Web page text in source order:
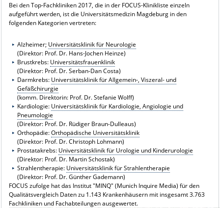
Bei den Top-Fachkliniken 2017, die in der FOCUS-Klinikliste einzeln
aufgeführt werden, ist die Universitätsmedizin Magdeburg in den
folgenden Kategorien vertreten:
Alzheimer; Universitätsklinik für Neurologie
(Direktor: Prof. Dr. Hans-Jochen Heinze)
Brustkrebs: Universitätsfrauenklinik
(Direktor: Prof. Dr. Serban-Dan Costa)
Darmkrebs: Universitätsklinik für Allgemein-, Viszeral- und
Gefäßchirurgie
(komm. Direktorin: Prof. Dr. Stefanie Wolff)
Kardiologie: Universitätsklinik für Kardiologie, Angiologie und
Pneumologie
(Direktor: Prof. Dr. Rüdiger Braun-Dulleaus)
Orthopädie:Orthopädische Universitätsklinik
(Direktor: Prof. Dr. Christoph Lohmann)
Prostatakrebs: Universitätsklinik für Urologie und Kinderurologie
(Direktor: Prof. Dr. Martin Schostak)
Strahlentherapie: Universitätsklinik für Strahlentherapie
(Direktor: Prof. Dr. Günther Gademann)
FOCUS zufolge hat das Institut "MINQ" (Munich Inquire Media) für den
Qualitätsvergleich Daten zu 1.143 Krankenhäusern mit insgesamt 3.763
Fachkliniken und Fachabteilungen ausgewertet.